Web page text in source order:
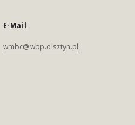
E-Mail
wmbc@wbp.olsztyn.pl